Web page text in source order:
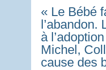
« Le Bébé
l’abandon.
à
Michel,
cause des